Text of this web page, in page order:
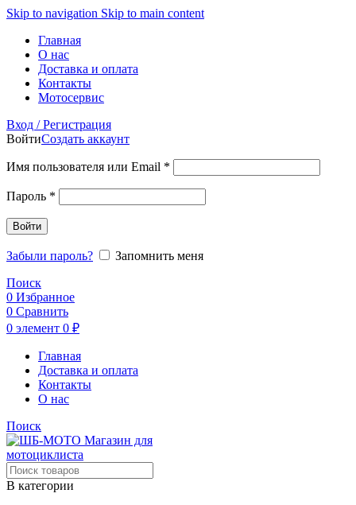
Skip to navigation Skip to main content
Главная
О нас
Доставка и оплата
Контакты
Мотосервис
Вход / Регистрация
ВойтиСоздать аккаунт
Имя пользователя или Email *
Пароль *
Войти
Забыли пароль?
Запомнить меня
Поиск
0 Избранное
0 Сравнить
0 элемент 0 ₽
Главная
Доставка и оплата
Контакты
О нас
Поиск
В категории